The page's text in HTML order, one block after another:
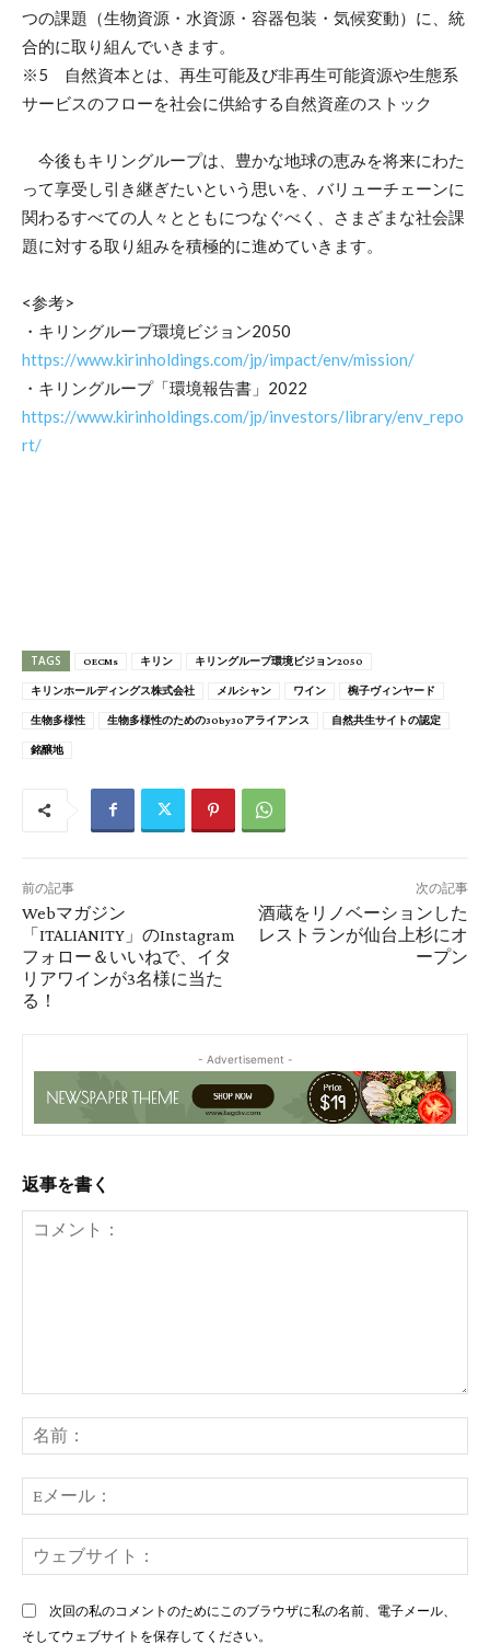
つの課題（生物資源・水資源・容器包装・気候変動）に、統
合的に取り組んでいきます。
※5 自然資本とは、再生可能及び非再生可能資源や生態系
サービスのフローを社会に供給する自然資産のストック
今後もキリングループは、豊かな地球の恵みを将来にわた
って享受し引き継ぎたいという思いを、バリューチェーンに
関わるすべての人々とともにつなぐべく、さまざまな社会課
題に対する取り組みを積極的に進めていきます。
<参考>
・キリングループ環境ビジョン2050
https://www.kirinholdings.com/jp/impact/env/mission/
・キリングループ「環境報告書」2022
https://www.kirinholdings.com/jp/investors/library/env_repo
rt/
TAGS OECMs キリン キリングループ環境ビジョン2050
キリンホールディングス株式会社 メルシャン ワイン 椀子ヴィンヤード
生物多様性 生物多様性のための30by30アライアンス 自然共生サイトの認定
銘醸地
前の記事
Webマガジン
「ITALIANITY」のInstagram
フォロー＆いいねで、イタ
リアワインが3名様に当た
る！
次の記事
酒蔵をリノベーションした
レストランが仙台上杉にオ
ープン
- Advertisement -
返事を書く
ン
ト：
前
メ
ー
ェ
次回の私のコメントのためにこのブラウザに私の名前、電子メール、
そしてウェブサイトを保存してください。